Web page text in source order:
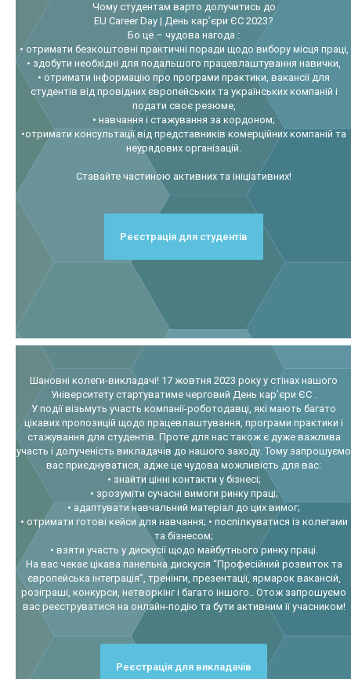
Чому студентам варто долучитись до
EU Career Day | День кар’єри ЄС 2023?
Бо це – чудова нагода :
• отримати безкоштовні практичні поради щодо вибору місця праці,
• здобути необхідні для подальшого працевлаштування навички,
• отримати інформацію про програми практики, вакансії для
студентів від провідних європейських та українських компаній і
подати своє резюме,
• навчання і стажування за кордоном;
•отримати консультації від представників комерційних компаній та
неурядових організацій.
Ставайте частиною активних та ініціативних!
Реєстрація для студентів
Шановні колеги-викладачі! 17 жовтня 2023 року у стінах нашого
Університету стартуватиме черговий День кар’єри ЄС .
У події візьмуть участь компанії-роботодавці, які мають багато
цікавих пропозицій щодо працевлаштування, програми практики і
стажування для студентів. Проте для нас також є дуже важлива
участь і долученість викладачів до нашого заходу. Тому запрошуємо
вас приєднуватися, адже це чудова можливість для вас:
• знайти цінні контакти у бізнесі;
• зрозуміти сучасні вимоги ринку праці;
• адаптувати навчальний матеріал до цих вимог;
• отримати готові кейси для навчання; • поспілкуватися із колегами
та бізнесом;
• взяти участь у дискусії щодо майбутнього ринку праці.
На вас чекає цікава панельна дискусія “Професійний розвиток та
європейська інтеграція”, тренінги, презентації, ярмарок вакансій,
розіграші, конкурси, нетворкінг і багато іншого.. Отож запрошуємо
вас реєструватися на онлайн-подію та бути активним її учасником!
Реєстрація для викладачів